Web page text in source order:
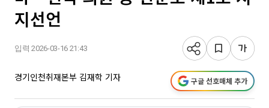
지선언
입력 2026-03-16 21:43
경기인천취재본부 김재학 기자 구글 선호매체 추가